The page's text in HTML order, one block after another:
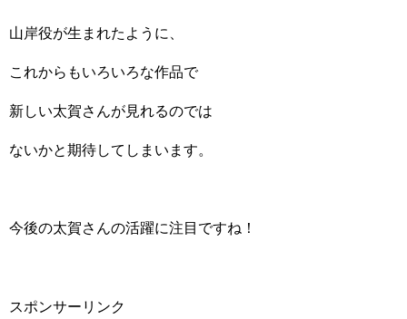
山岸役が生まれたように、
これからもいろいろな作品で
新しい太賀さんが見れるのでは
ないかと期待してしまいます。
今後の太賀さんの活躍に注目ですね！
スポンサーリンク